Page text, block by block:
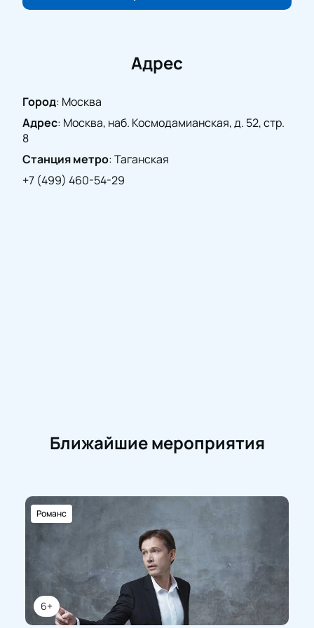
лучшие места и услышать живое исполнение
Адрес
Город: Москва
Адрес: Москва, наб. Космодамианская, д. 52, стр.
8
Станция метро:Таганская
+7 (499) 460-54-29
Ближайшие мероприятия
6+
Романс